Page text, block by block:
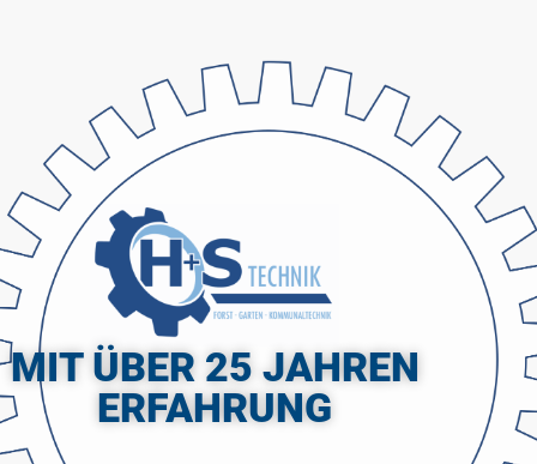
MIT ÜBER 25 JAHREN
ERFAHRUNG